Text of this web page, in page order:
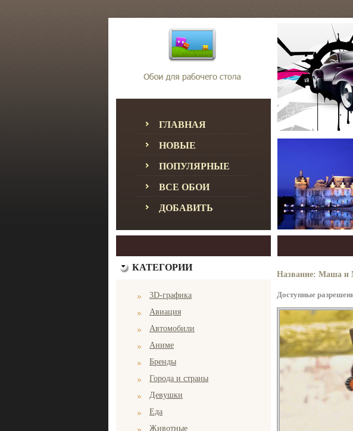
ГЛАВНАЯ
НОВЫЕ
ПОПУЛЯРНЫЕ
ВСЕ ОБОИ
ДОБАВИТЬ
КАТЕГОРИИ
3D-графика
Авиация
Автомобили
Аниме
Бренды
Города и страны
Девушки
Еда
Животные
Название: Маша и
Доступные